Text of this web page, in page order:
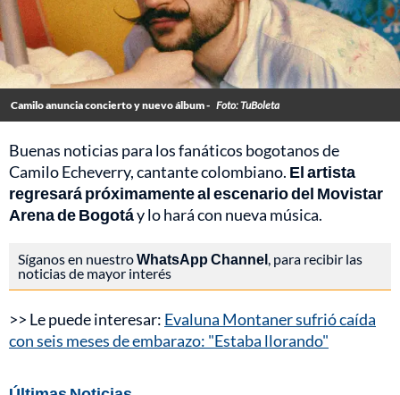
Camilo anuncia concierto y nuevo álbum - Foto: TuBoleta
Buenas noticias para los fanáticos bogotanos de
Camilo Echeverry, cantante colombiano. El artista
regresará próximamente al escenario del Movistar
Arena de Bogotáy lo hará con nueva música.
Síganos en nuestroWhatsApp Channel, para recibir las
noticias de mayor interés
>> Le puede interesar: Evaluna Montaner sufrió caída
con seis meses de embarazo: "Estaba llorando"